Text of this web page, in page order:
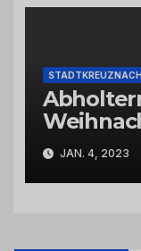
STADTKREUZNACH
JAN. 4, 2023